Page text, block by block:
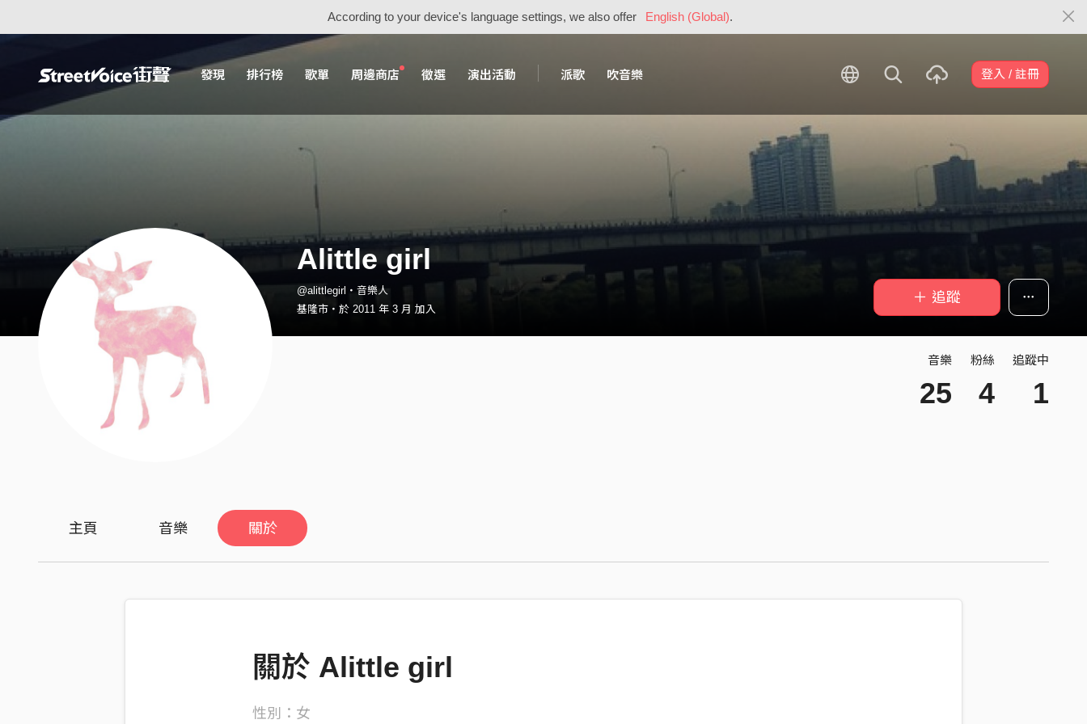
According to your device's language settings, we also offer English (Global).
發現 排行榜 歌單 周邊商店 徵選 演出活動 派歌 吹音樂 登入 / 註冊
Alittle girl
@alittlegirl・音樂人
基隆市・於 2011 年 3 月 加入
＋ 追蹤
音樂
25
粉絲
4
追蹤中
1
主頁 音樂 關於
關於 Alittle girl
性別：女